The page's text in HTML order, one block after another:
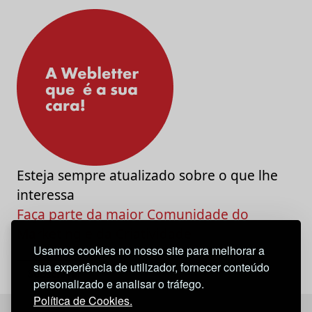
Usamos cookies no nosso site para melhorar a
sua experiência de utilizador, fornecer conteúdo
personalizado e analisar o tráfego.
Política de Cookies.
Esteja sempre atualizado sobre o que lhe
interessa
Faça parte da maior Comunidade do